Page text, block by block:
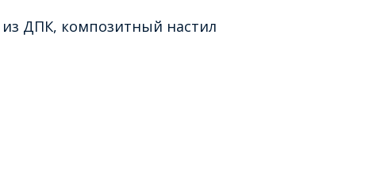
из ДПК, композитный настил